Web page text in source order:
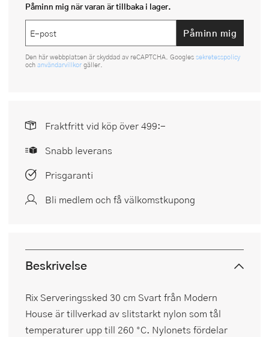
Påminn mig när varan är tillbaka i lager.
Påminn mig
Den här webbplatsen är skyddad av reCAPTCHA. Googles sekretesspolicy
och användarvillkor gäller.
Fraktfritt vid köp över 499:-
Snabb leverans
Prisgaranti
Bli medlem och få välkomstkupong
Beskrivelse
Rix Serveringssked 30 cm Svart från Modern
House är tillverkad av slitstarkt nylon som tål
temperaturer upp till 260 °C. Nylonets fördelar